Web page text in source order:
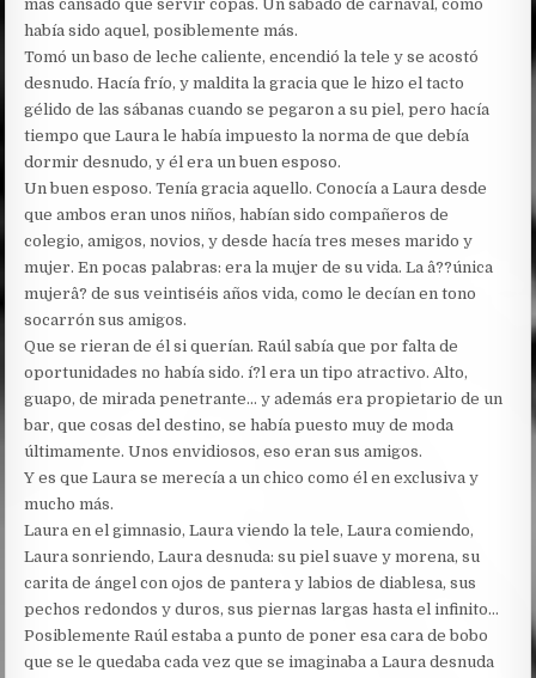
más cansado que servir copas. Un sábado de carnaval, como
había sido aquel, posiblemente más.
Tomó un baso de leche caliente, encendió la tele y se acostó
desnudo. Hacía frío, y maldita la gracia que le hizo el tacto
gélido de las sábanas cuando se pegaron a su piel, pero hacía
tiempo que Laura le había impuesto la norma de que debía
dormir desnudo, y él era un buen esposo.
Un buen esposo. Tenía gracia aquello. Conocía a Laura desde
que ambos eran unos niños, habían sido compañeros de
colegio, amigos, novios, y desde hacía tres meses marido y
mujer. En pocas palabras: era la mujer de su vida. La â??única
mujerâ? de sus veintiséis años vida, como le decían en tono
socarrón sus amigos.
Que se rieran de él si querían. Raúl sabía que por falta de
oportunidades no había sido. í?l era un tipo atractivo. Alto,
guapo, de mirada penetrante… y además era propietario de un
bar, que cosas del destino, se había puesto muy de moda
últimamente. Unos envidiosos, eso eran sus amigos.
Y es que Laura se merecía a un chico como él en exclusiva y
mucho más.
Laura en el gimnasio, Laura viendo la tele, Laura comiendo,
Laura sonriendo, Laura desnuda: su piel suave y morena, su
carita de ángel con ojos de pantera y labios de diablesa, sus
pechos redondos y duros, sus piernas largas hasta el infinito…
Posiblemente Raúl estaba a punto de poner esa cara de bobo
que se le quedaba cada vez que se imaginaba a Laura desnuda